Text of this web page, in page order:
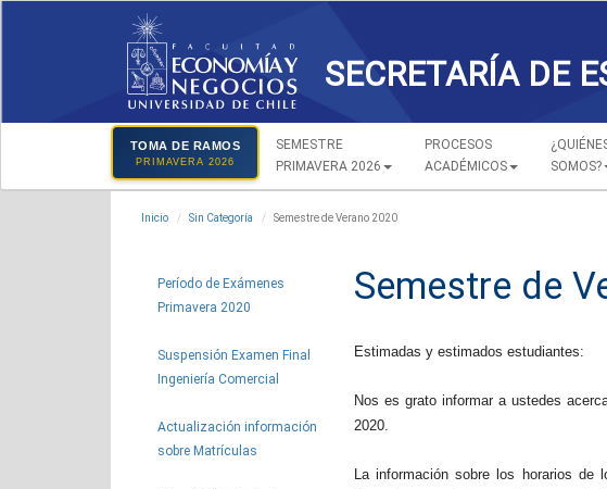
SECRETARÍA DE
TOMA DE RAMOS
PRIMAVERA 2026
SEMESTRE
PRIMAVERA 2026
PROCESOS
ACADÉMICOS
SOMOS?
Inicio Sin Categoría Semestre de Verano 2020
Período de Exámenes
Primavera 2020
Suspensión Examen Final
Ingeniería Comercial
Actualización información
sobre Matrículas
Semestre de
Estimadas y estimados estudiantes:
Nos es grato informar a ustedes
2020.
La información sobre los horarios de